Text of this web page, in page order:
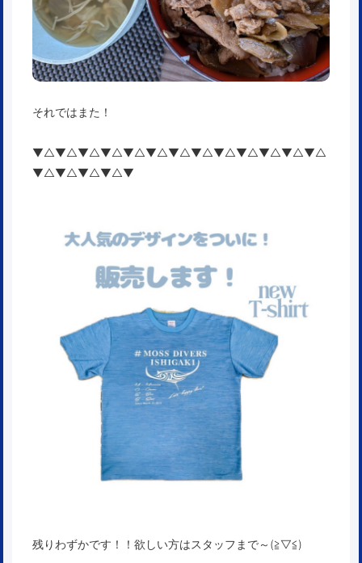
それではまた！
▼△▼△▼△▼△▼△▼△▼△▼△▼△▼△▼△▼△▼△
▼△▼△▼△▼△▼
残りわずかです！！欲しい方はスタッフまで～(≧▽≦)